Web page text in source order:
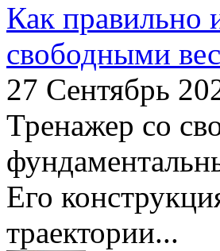
Как правильно
свободными
27 Сентябрь
Тренажер со
Его
траектории...